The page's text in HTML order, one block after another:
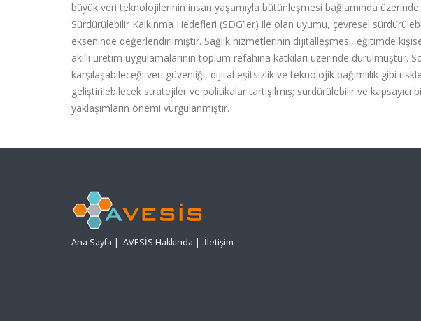
büyük veri teknolojilerinin insan yaşamıyla bütünleşmesi bağlamında
Sürdürülebilir Kalkınma Hedefleri (SDG’ler) ile olan uyumu, çevresel
ekseninde değerlendirilmiştir. Sağlık hizmetlerinin dijitalleşmesi, eğitimde
akıllı üretim uygulamalarının toplum refahına katkıları üzerinde durulmuştur.
karşılaşabileceği veri güvenliği, dijital eşitsizlik ve teknolojik bağımlılık gibi
geliştirilebilecek stratejiler ve politikalar tartışılmış; sürdürülebilir ve
yaklaşımların önemi vurgulanmıştır.
Ana Sayfa | AVESİS Hakkında | İletişim